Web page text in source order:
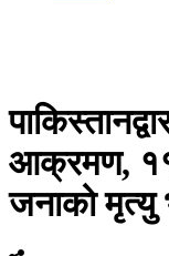
आक्रमण, ११
जनाको मृत्यु